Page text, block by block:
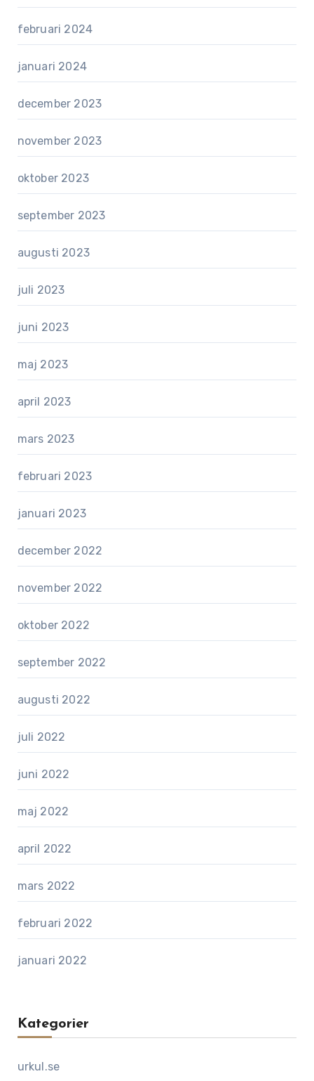
februari 2024
januari 2024
december 2023
november 2023
oktober 2023
september 2023
augusti 2023
juli 2023
juni 2023
maj 2023
april 2023
mars 2023
februari 2023
januari 2023
december 2022
november 2022
oktober 2022
september 2022
augusti 2022
juli 2022
juni 2022
maj 2022
april 2022
mars 2022
februari 2022
januari 2022
Kategorier
urkul.se